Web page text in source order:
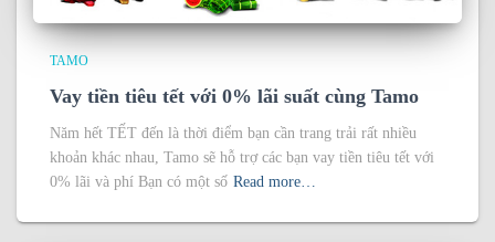
TAMO
Vay tiền tiêu tết với 0% lãi suất cùng Tamo
Năm hết TẾT đến là thời điểm bạn cần trang trải rất nhiều
khoản khác nhau, Tamo sẽ hỗ trợ các bạn vay tiền tiêu tết với
0% lãi và phí Bạn có một số Read more…